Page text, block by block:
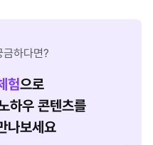
금하다면?
험으로
하우 콘텐츠를
나보세요